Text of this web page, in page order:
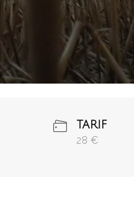
TARIF
28 €